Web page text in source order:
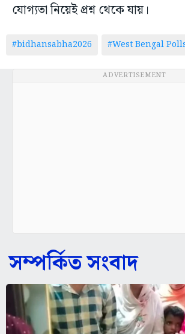
যোগ্যতা নিয়েই প্রশ্ন থেকে যায়।
#bidhansabha2026 #West Bengal
ADVERTISEMENT
সম্পর্কিত সংবাদ